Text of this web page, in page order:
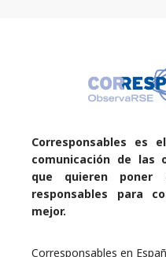
Corresponsables es
comunicación de las
que quieren poner
responsables para
mejor.
Corresponsables en